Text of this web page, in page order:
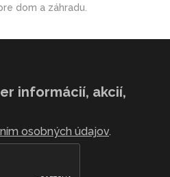
dom a záhradu.
informácií, akcií,
osobných údajov.